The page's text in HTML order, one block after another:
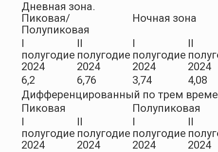
Дневная зона.
Пиковая/
Полупиковая
Ночная зона
полугодие
2024
полугодие
2024
полугодие
2024
2024
6,2
6,76 3,74
4,08
Дифференцированный по трем
Пиковая
Полупиковая
полугодие
2024
полугодие
2024
полугодие
2024
2024